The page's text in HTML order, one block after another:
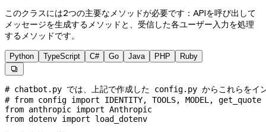
このクラスには2つの主要なメソッドが必要です：APIを呼び出して
メッセージを生成するメソッドと、受信した各ユーザー入力を処理
するメソッドです。
Python TypeScript C# Go Java PHP Ruby

# chatbot.py では、上記で作成した config.py からこれらをイン
# from config import IDENTITY, TOOLS, MODEL, get_quote
from anthropic import Anthropic
from dotenv import load_dotenv